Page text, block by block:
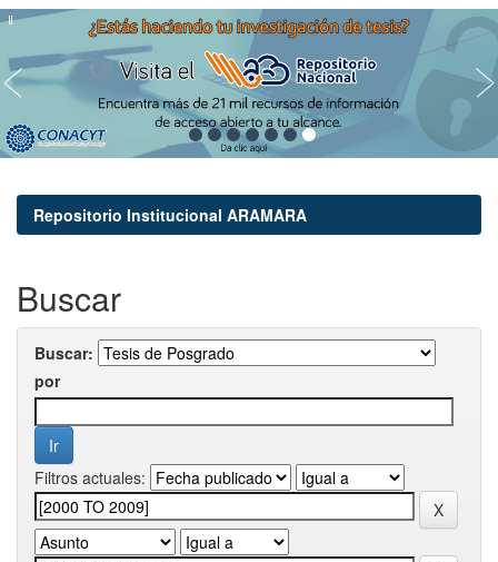
Repositorio Institucional ARAMARA
Buscar
Buscar:
por
Filtros actuales: